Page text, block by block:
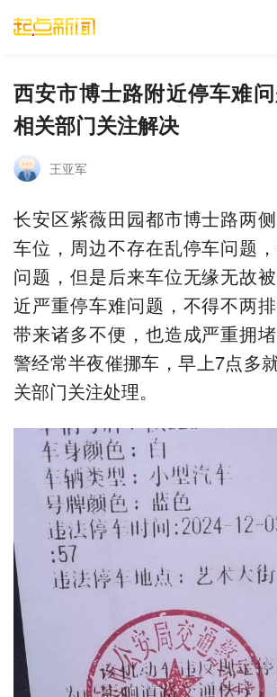
西安市博士路附近停车难
相关部门关注解决
王亚军
长安区紫薇田园都市博士路两
车位，周边不存在乱停车问题
问题，但是后来车位无缘无故
近严重停车难问题，不得不两
带来诸多不便，也造成严重拥
警经常半夜催挪车，早上7点多
关部门关注处理。